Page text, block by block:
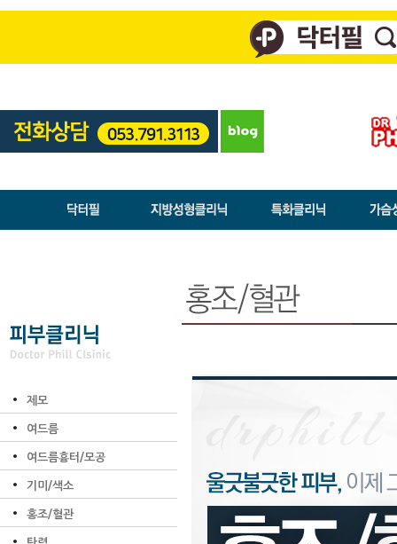
제모
여드름
여드름흉터/모공
기미/색소
홍조/혈관